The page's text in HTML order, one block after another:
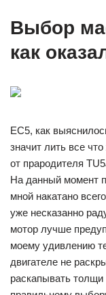
Выбор
как
EC5, как
значит лить все
от прародителя
На данный момент
мной накатано
уже несказанно
мотор лучше
моему удивлению
двигателе не
раскапывать